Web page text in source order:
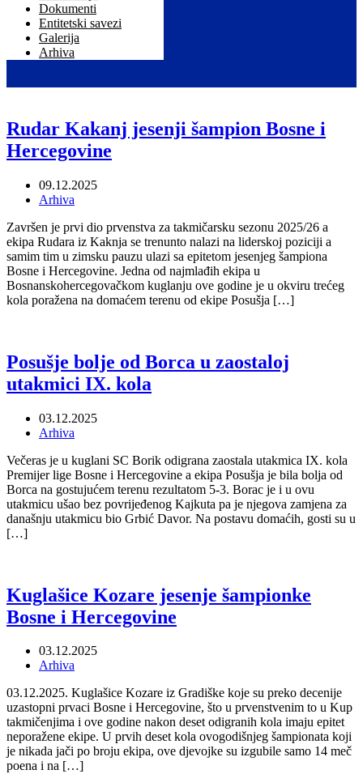
Dokumenti
Entitetski savezi
Galerija
Arhiva
Rudar Kakanj jesenji šampion Bosne i
Hercegovine
09.12.2025
Arhiva
Završen je prvi dio prvenstva za takmičarsku sezonu 2025/26 a
ekipa Rudara iz Kaknja se trenunto nalazi na liderskoj poziciji a
samim tim u zimsku pauzu ulazi sa epitetom jesenjeg šampiona
Bosne i Hercegovine. Jedna od najmlađih ekipa u
Bosnanskohercegovačkom kuglanju ove godine je u okviru trećeg
kola poražena na domaćem terenu od ekipe Posušja […]
Posušje bolje od Borca u zaostaloj
utakmici IX. kola
03.12.2025
Arhiva
Večeras je u kuglani SC Borik odigrana zaostala utakmica IX. kola
Premijer lige Bosne i Hercegovine a ekipa Posušja je bila bolja od
Borca na gostujućem terenu rezultatom 5-3. Borac je i u ovu
utakmicu ušao bez povrijeđenog Kajkuta pa je njegova zamjena za
današnju utakmicu bio Grbić Davor. Na postavu domaćih, gosti su u
[…]
Kuglašice Kozare jesenje šampionke
Bosne i Hercegovine
03.12.2025
Arhiva
03.12.2025. Kuglašice Kozare iz Gradiške koje su preko decenije
uzastopni prvaci Bosne i Hercegovine, što u prvenstvenim to u Kup
takmičenjima i ove godine nakon deset odigranih kola imaju epitet
neporažene ekipe. U prvih deset kola ovogodišnjeg šampionata koji
je nikada jači po broju ekipa, ove djevojke su izgubile samo 14 meč
poena i na […]